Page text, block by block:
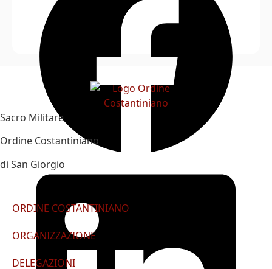
Sacro Militare
Ordine Costantiniano
di San Giorgio
ORDINE COSTANTINIANO
ORGANIZZAZIONE
DELEGAZIONI